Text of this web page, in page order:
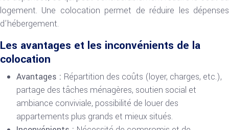
logement. Une colocation permet de réduire les dépenses
d’hébergement.
Les avantages et les inconvénients de la
colocation
Avantages : Répartition des coûts (loyer, charges, etc.),
partage des tâches ménagères, soutien social et
ambiance conviviale, possibilité de louer des
appartements plus grands et mieux situés.